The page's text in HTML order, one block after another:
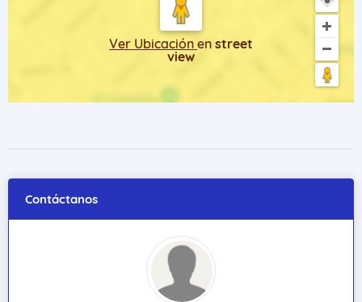
Ver Ubicación en street
view
Contáctanos